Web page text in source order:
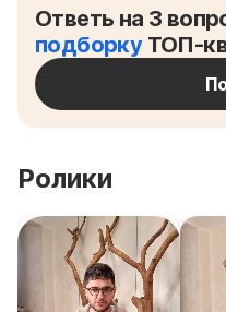
Ответь на 3
подборкуТОП-
Ролики